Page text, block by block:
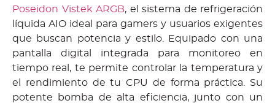
Poseidon Vistek ARGB, el sistema de refrigeración
líquida AIO ideal para gamers y usuarios exigentes
que buscan potencia y estilo. Equipado con una
pantalla digital integrada para monitoreo en
tiempo real, te permite controlar la temperatura y
el rendimiento de tu CPU de forma práctica. Su
potente bomba de alta eficiencia, junto con un